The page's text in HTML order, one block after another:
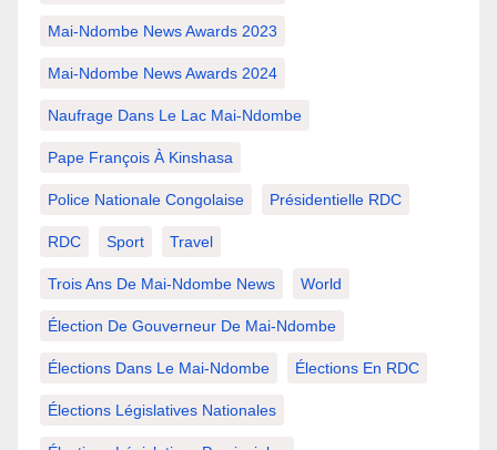
Mai-Ndombe News Awards 2023
Mai-Ndombe News Awards 2024
Naufrage Dans Le Lac Mai-Ndombe
Pape François À Kinshasa
Police Nationale Congolaise Présidentielle RDC
RDC Sport Travel
Trois Ans De Mai-Ndombe News World
Élection De Gouverneur De Mai-Ndombe
Élections Dans Le Mai-Ndombe Élections En RDC
Élections Législatives Nationales